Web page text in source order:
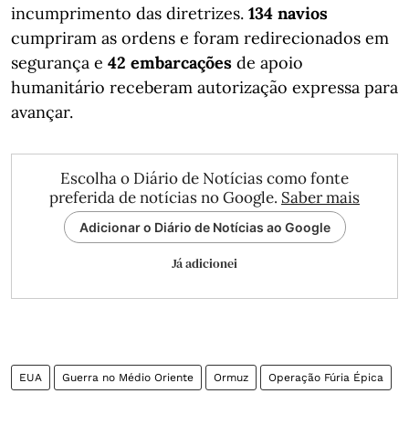
incumprimento das diretrizes. 134 navios
cumpriram as ordens e foram redirecionados em
segurança e 42 embarcações de apoio
humanitário receberam autorização expressa para
avançar.
Escolha o Diário de Notícias como fonte
preferida de notícias no Google. Saber mais
Adicionar o Diário de Notícias ao Google
Já adicionei
EUA Guerra no Médio Oriente Ormuz Operação Fúria Épica